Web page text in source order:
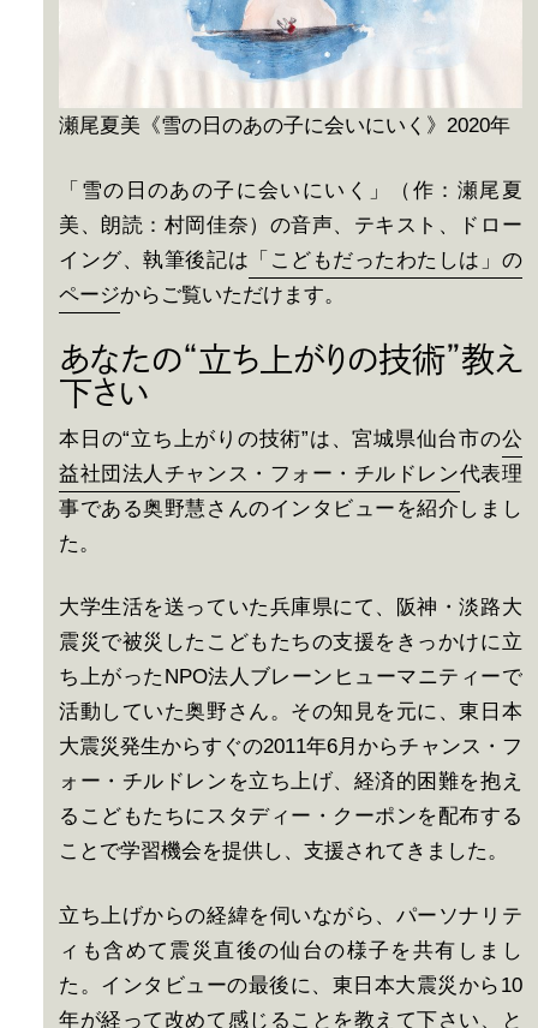
瀬尾夏美《雪の日のあの子に会いにいく》2020年
「雪の日のあの子に会いにいく」（作：瀬尾夏
美、朗読：村岡佳奈）の音声、テキスト、ドロー
イング、執筆後記は 「こどもだったわたしは」の
ページからご覧いただけます。
あなたの“立ち上がりの技術”教え
下さい
本日の“立ち上がりの技術”は、宮城県仙台市の公
益社団法人チャンス・フォー・チルドレン代表理
事である奥野慧さんのインタビューを紹介しまし
た。
大学生活を送っていた兵庫県にて、阪神・淡路大
震災で被災したこどもたちの支援をきっかけに立
ち上がったNPO法人ブレーンヒューマニティーで
活動していた奥野さん。その知見を元に、東日本
大震災発生からすぐの2011年6月からチャンス・フ
ォー・チルドレンを立ち上げ、経済的困難を抱え
るこどもたちにスタディー・クーポンを配布する
ことで学習機会を提供し、支援されてきました。
立ち上げからの経緯を伺いながら、パーソナリテ
ィも含めて震災直後の仙台の様子を共有しまし
た。インタビューの最後に、東日本大震災から10
年が経って改めて感じることを教えて下さい、と